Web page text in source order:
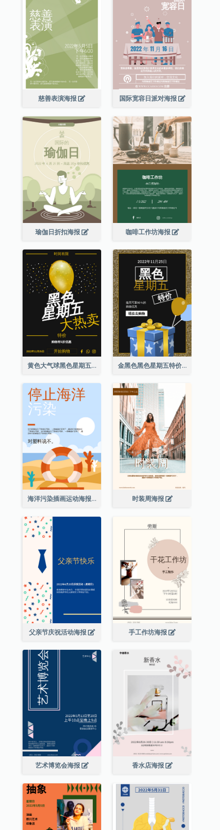
慈善表演海报 国际宽容日派对海报
瑜伽日折扣海报 咖啡工作坊海报
黄色大气球黑色星期五特价海报 金黑色黑色星期五特价海报
海洋污染插画运动海报 时装周海报
父亲节庆祝活动海报 手工作坊海报
艺术博览会海报 香水店海报